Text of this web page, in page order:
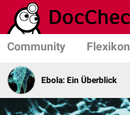
Community Flexikon
Ebola: Ein Überblick